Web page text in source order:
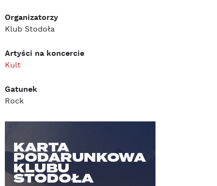
Organizatorzy
Klub Stodoła
Artyści na koncercie
Kult
Gatunek
Rock